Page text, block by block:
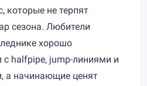
которые не терпят
сезона. Любители
хорошо
halfpipe, jump-линиями и
а начинающие ценят